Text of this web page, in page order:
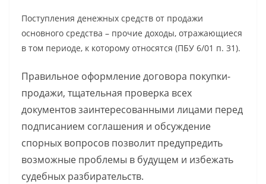
Поступления денежных средств от продажи
основного средства – прочие доходы, отражающиеся
в том периоде, к которому относятся (ПБУ 6/01 п. 31).
Правильное оформление договора покупки-
продажи, тщательная проверка всех
документов заинтересованными лицами перед
подписанием соглашения и обсуждение
спорных вопросов позволит предупредить
возможные проблемы в будущем и избежать
судебных разбирательств.